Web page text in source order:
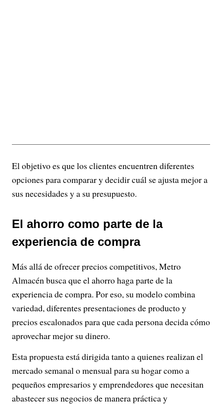
El objetivo es que los clientes encuentren diferentes
opciones para comparar y decidir cuál se ajusta mejor a
sus necesidades y a su presupuesto.
El ahorro como parte de la
experiencia de compra
Más allá de ofrecer precios competitivos, Metro
Almacén busca que el ahorro haga parte de la
experiencia de compra. Por eso, su modelo combina
variedad, diferentes presentaciones de producto y
precios escalonados para que cada persona decida cómo
aprovechar mejor su dinero.
Esta propuesta está dirigida tanto a quienes realizan el
mercado semanal o mensual para su hogar como a
pequeños empresarios y emprendedores que necesitan
abastecer sus negocios de manera práctica y